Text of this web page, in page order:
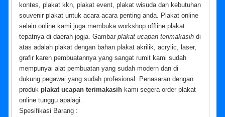
kontes, plakat kkn, plakat event, plakat wisuda dan kebutuhan
souvenir plakat untuk acara acara penting anda. Plakat online
selain online kami juga membuka workshop offline plakat
tepatnya di daerah jogja. Gambarplakat ucapan terimakasih di
atas adalah plakat dengan bahan plakat akrilik, acrylic, laser,
grafir karen pembuatannya yang sangat rumit kami sudah
mempunyai alat pembuatan yang sudah modern dan di
dukung pegawai yang sudah profesional. Penasaran dengan
produkplakat ucapan terimakasih kami segera order plakat
online tunggu apalagi.
Spesifikasi Barang :